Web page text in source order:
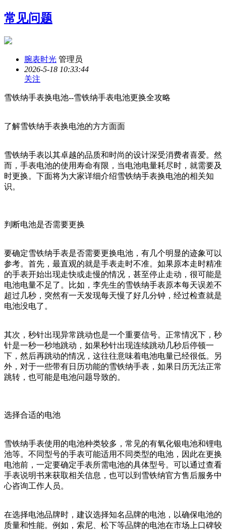
常见问题
腕表时光 管理员
2026-5-18 10:33:44
关注
雪铁纳手表换电池--雪铁纳手表电池更换全攻略
了解雪铁纳手表换电池的方方面面
雪铁纳手表以其卓越的品质和时尚的设计深受消费者喜爱。然
而，手表电池的使用寿命有限，当电池电量耗尽时，就需要及
时更换。下面将为大家详细介绍雪铁纳手表换电池的相关知
识。
判断电池是否需要更换
要确定雪铁纳手表是否需要更换电池，有几个明显的迹象可以
参考。首先，最直观的就是手表走时不准。如果原本走时精准
的手表开始出现走快或走慢的情况，甚至停止走动，很可能是
电池电量不足了。比如，李先生的雪铁纳手表原本每天误差不
超过几秒，突然有一天发现每天慢了好几分钟，经过检查就是
电池没电了。
其次，秒针出现异常跳动也是一个重要信号。正常情况下，秒
针是一秒一秒地跳动，如果秒针出现连续跳动几秒后停顿一
下，然后再跳动的情况，这往往意味着电池电量已经很低。另
外，对于一些带有日历功能的雪铁纳手表，如果日历无法正常
跳转，也可能是电池问题导致的。
选择合适的电池
雪铁纳手表使用的电池种类较多，常见的有氧化银电池和锂电
池等。不同型号的手表可能适用不同类型的电池，因此在更换
电池前，一定要确定手表所需电池的具体型号。可以通过查看
手表说明书来获取相关信息，也可以到雪铁纳官方售后服务中
心咨询工作人员。
在选择电池品牌时，建议选择知名品牌的电池，以确保电池的
质量和性能。例如，索尼、松下等品牌的电池在市场上口碑较